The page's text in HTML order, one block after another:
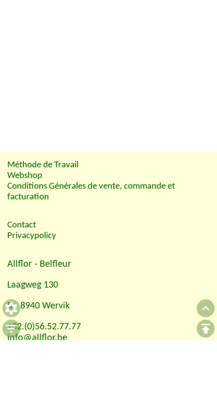
Méthode de Travail
Webshop
Conditions Générales de vente, commande et
facturation
Contact
Privacypolicy
Allflor - Belfleur
Laagweg 130
B - 8940 Wervik
+32.(0)56.52.77.77
info@allflor.be